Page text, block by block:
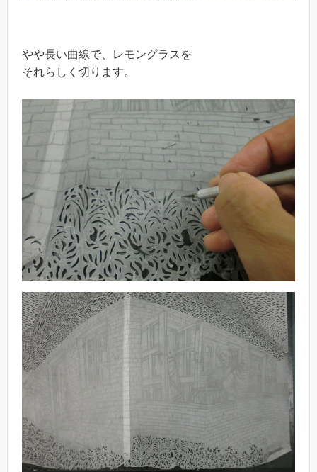
やや長い曲線で、レモングラスを
それらしく切ります。